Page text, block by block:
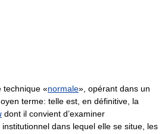
technique «normale», opérant dans un
terme: telle est, en définitive, la
dont il convient d’examiner
dans lequel elle se situe, les